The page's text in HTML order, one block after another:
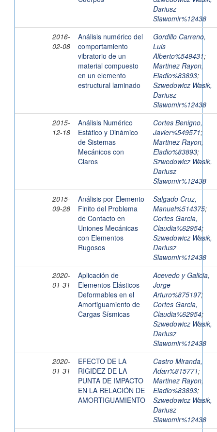
Dariusz
Slawomir%12438
2016-
02-08
Análisis numérico del
comportamiento
vibratorio de un
material compuesto
en un elemento
estructural laminado
Gordillo Carreno,
Luis
Alberto%549431;
Martinez Rayon,
Eladio%83893;
Szwedowicz Wasik,
Dariusz
Slawomir%12438
2015-
12-18
Análisis Numérico
Estático y Dinámico
de Sistemas
Mecánicos con
Claros
Cortes Benigno,
Javier%549571;
Martinez Rayon,
Eladio%83893;
Szwedowicz Wasik,
Dariusz
Slawomir%12438
2015-
09-28
Análisis por Elemento
Finito del Problema
de Contacto en
Uniones Mecánicas
con Elementos
Rugosos
Salgado Cruz,
Manuel%514375;
Cortes Garcia,
Claudia%62954;
Szwedowicz Wasik,
Dariusz
Slawomir%12438
2020-
01-31
Aplicación de
Elementos Elásticos
Deformables en el
Amortiguamiento de
Cargas Sísmicas
Acevedo y Galicia,
Jorge
Arturo%875197;
Cortes Garcia,
Claudia%62954;
Szwedowicz Wasik,
Dariusz
Slawomir%12438
2020-
01-31
EFECTO DE LA
RIGIDEZ DE LA
PUNTA DE IMPACTO
EN LA RELACIÓN DE
AMORTIGUAMIENTO
Castro Miranda,
Adan%815771;
Martinez Rayon,
Eladio%83893;
Szwedowicz Wasik,
Dariusz
Slawomir%12438